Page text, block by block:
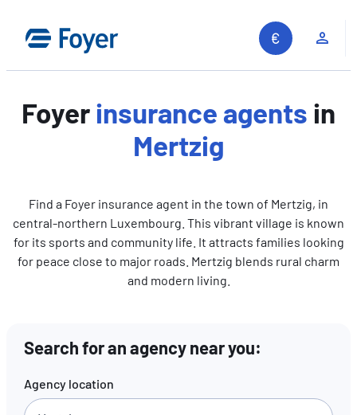
content
Search site
ENFRDE
Foyerinsurance agents in
Mertzig
Find a Foyer insurance agent in the town of Mertzig, in
central-northern Luxembourg. This vibrant village is known
for its sports and community life. It attracts families looking
for peace close to major roads. Mertzig blends rural charm
and modern living.
Search for an agency near you:
Agency location